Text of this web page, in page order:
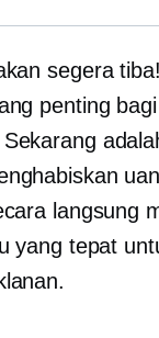
segera
penting
langsung
yang tepat